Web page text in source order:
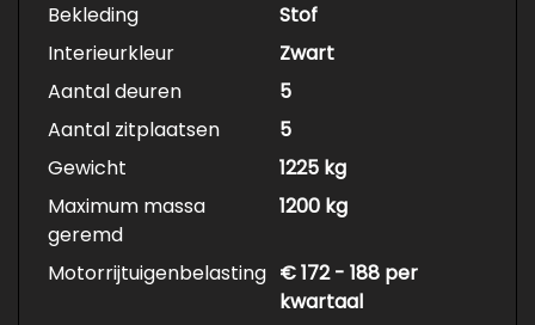
Bekleding
Stof
Interieurkleur
Zwart
Aantal deuren
5
Aantal zitplaatsen
5
Gewicht
1225 kg
Maximum massa
geremd
1200 kg
Motorrijtuigenbelasting € 172 - 188 per
kwartaal